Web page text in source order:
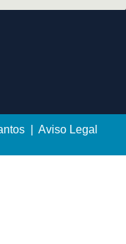
| Aviso Legal